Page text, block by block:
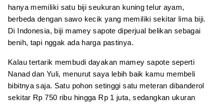
hanya memiliki satu biji seukuran kuning telur ayam,
berbeda dengan sawo kecik yang memiliki sekitar lima biji.
Di Indonesia, biji mamey sapote diperjual belikan sebagai
benih, tapi nggak ada harga pastinya.
Kalau tertarik membudi dayakan mamey sapote seperti
Nanad dan Yuli, menurut saya lebih baik kamu membeli
bibitnya saja. Satu pohon setinggi satu meteran dibanderol
sekitar Rp 750 ribu hingga Rp 1 juta, sedangkan ukuran